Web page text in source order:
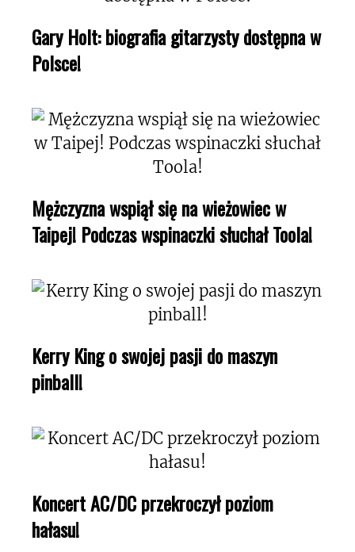
Gary Holt: biografia gitarzysty dostępna w
Polsce!
Mężczyzna wspiął się na wieżowiec w
Taipej! Podczas wspinaczki słuchał Toola!
Kerry King o swojej pasji do maszyn
pinball!
Koncert AC/DC przekroczył poziom
hałasu!